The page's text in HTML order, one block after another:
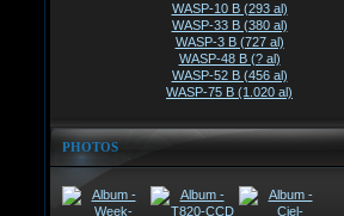
WASP-10 B (293 al)
WASP-33 B (380 al)
WASP-3 B (727 al)
WASP-48 B (? al)
WASP-52 B (456 al)
WASP-75 B (1.020 al)
PHOTOS